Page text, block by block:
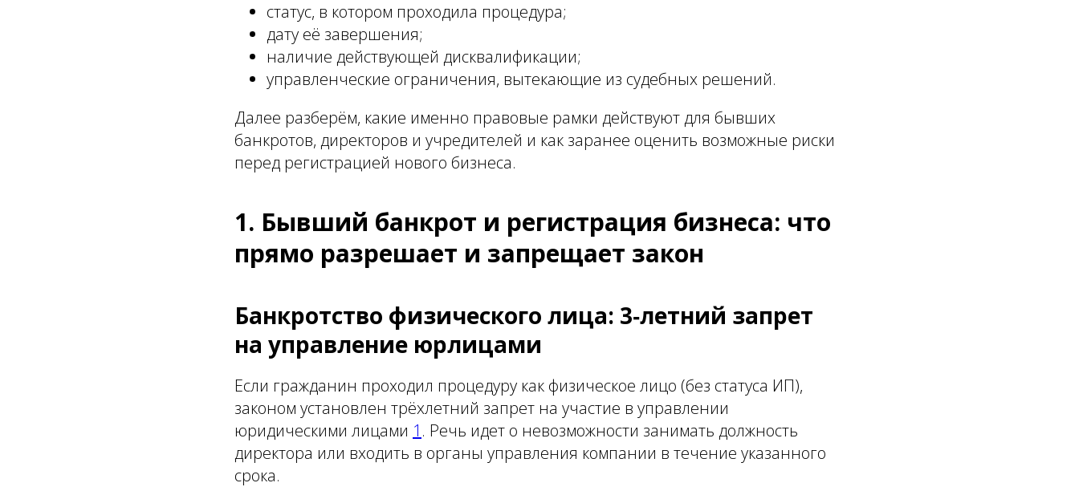
статус, в котором проходила процедура;
дату её завершения;
наличие действующей дисквалификации;
управленческие ограничения, вытекающие из судебных решений.
Далее разберём, какие именно правовые рамки действуют для бывших
банкротов, директоров и учредителей и как заранее оценить возможные риски
перед регистрацией нового бизнеса.
1. Бывший банкрот и регистрация бизнеса: что
прямо разрешает и запрещает закон
Банкротство физического лица: 3‑летний запрет
на управление юрлицами
Если гражданин проходил процедуру как физическое лицо (без статуса ИП),
законом установлен трёхлетний запрет на участие в управлении
юридическими лицами 1 . Речь идет о невозможности занимать должность
директора или входить в органы управления компании в течение указанного
срока.